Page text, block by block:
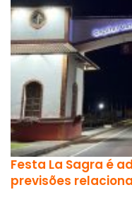
Festa La Sagra é
previsões